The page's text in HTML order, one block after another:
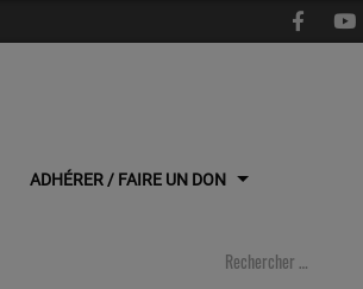
ADHÉRER / FAIRE UN DON